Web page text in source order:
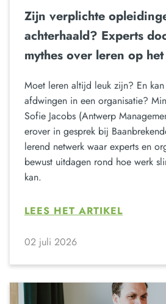
Zijn verplichte
achterhaald? Experts
mythes over leren op
Moet leren altijd leuk zijn? En
afdwingen in een organisatie?
Sofie Jacobs (Antwerp
erover in gesprek bij
lerend netwerk waar experts en
bewust uitdagen rond hoe werk
kan.
LEES HET ARTIKEL
02 juli 2026